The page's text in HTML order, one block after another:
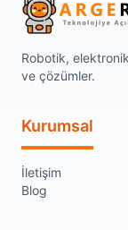
Robotik,
ve çözümler.
Kurumsal
İletişim
Blog